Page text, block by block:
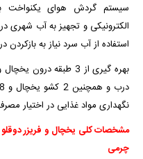
سیستم گردش هوای یکنواخت
الکترونیکی و تجهیز به آب شهری
استفاده از آب سرد نیاز به
نگهداری مواد غذایی در اختیار
چرمی